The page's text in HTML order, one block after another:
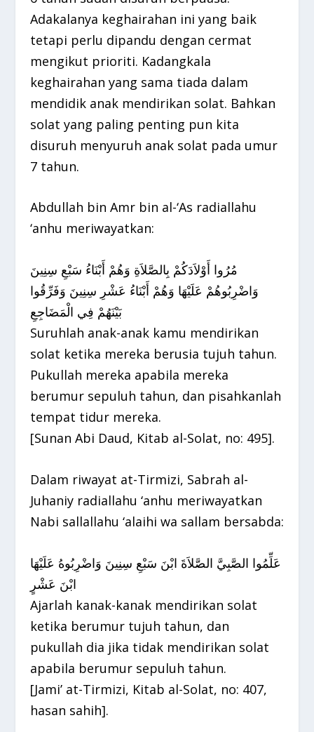
Adakalanya keghairahan ini yang baik
tetapi perlu dipandu dengan cermat
mengikut prioriti. Kadangkala
keghairahan yang sama tiada dalam
mendidik anak mendirikan solat. Bahkan
solat yang paling penting pun kita
disuruh menyuruh anak solat pada umur
7 tahun.
Abdullah bin Amr bin al-‘As radiallahu
‘anhu meriwayatkan:
مُرُوا أَوْلاَدَكُمْ بِالصَّلاَةِ وَهُمْ أَبْنَاءُ سَبْعِ سِنِينَ
وَاضْرِبُوهُمْ عَلَيْهَا وَهُمْ أَبْنَاءُ عَشْرِ سِنِينَ وَفَرِّقُوا
بَيْنَهُمْ فِي الْمَضَاجِعِ
Suruhlah anak-anak kamu mendirikan
solat ketika mereka berusia tujuh tahun.
Pukullah mereka apabila mereka
berumur sepuluh tahun, dan pisahkanlah
tempat tidur mereka.
[Sunan Abi Daud, Kitab al-Solat, no: 495].
Dalam riwayat at-Tirmizi, Sabrah al-
Juhaniy radiallahu ‘anhu meriwayatkan
Nabi sallallahu ‘alaihi wa sallam bersabda:
عَلِّمُوا الصَّبِيَّ الصَّلاَةَ ابْنَ سَبْعِ سِنِينَ وَاضْرِبُوهُ عَلَيْهَا
ابْنَ عَشْرٍ
Ajarlah kanak-kanak mendirikan solat
ketika berumur tujuh tahun, dan
pukullah dia jika tidak mendirikan solat
apabila berumur sepuluh tahun.
[Jami’ at-Tirmizi, Kitab al-Solat, no: 407,
hasan sahih].